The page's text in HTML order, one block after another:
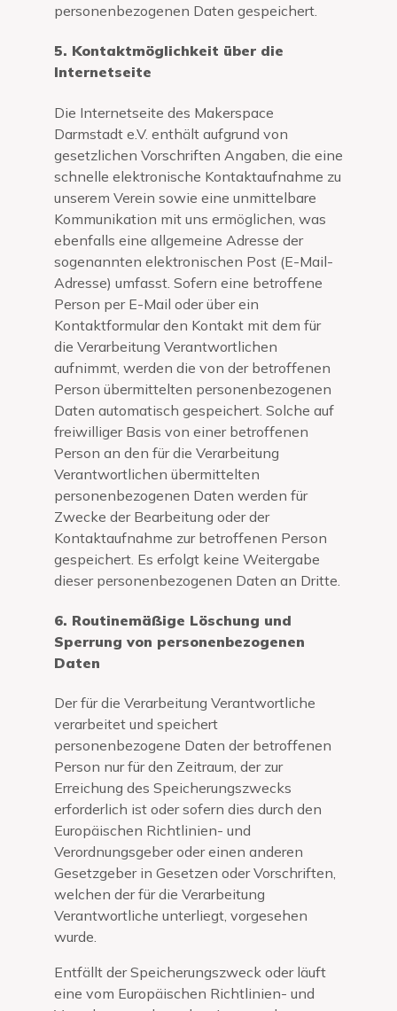
personenbezogenen Daten gespeichert.
5. Kontaktmöglichkeit über die
Internetseite
Die Internetseite des Makerspace
Darmstadt e.V. enthält aufgrund von
gesetzlichen Vorschriften Angaben, die eine
schnelle elektronische Kontaktaufnahme zu
unserem Verein sowie eine unmittelbare
Kommunikation mit uns ermöglichen, was
ebenfalls eine allgemeine Adresse der
sogenannten elektronischen Post (E-Mail-
Adresse) umfasst. Sofern eine betroffene
Person per E-Mail oder über ein
Kontaktformular den Kontakt mit dem für
die Verarbeitung Verantwortlichen
aufnimmt, werden die von der betroffenen
Person übermittelten personenbezogenen
Daten automatisch gespeichert. Solche auf
freiwilliger Basis von einer betroffenen
Person an den für die Verarbeitung
Verantwortlichen übermittelten
personenbezogenen Daten werden für
Zwecke der Bearbeitung oder der
Kontaktaufnahme zur betroffenen Person
gespeichert. Es erfolgt keine Weitergabe
dieser personenbezogenen Daten an Dritte.
6. Routinemäßige Löschung und
Sperrung von personenbezogenen
Daten
Der für die Verarbeitung Verantwortliche
verarbeitet und speichert
personenbezogene Daten der betroffenen
Person nur für den Zeitraum, der zur
Erreichung des Speicherungszwecks
erforderlich ist oder sofern dies durch den
Europäischen Richtlinien- und
Verordnungsgeber oder einen anderen
Gesetzgeber in Gesetzen oder Vorschriften,
welchen der für die Verarbeitung
Verantwortliche unterliegt, vorgesehen
wurde.
Entfällt der Speicherungszweck oder läuft
eine vom Europäischen Richtlinien- und